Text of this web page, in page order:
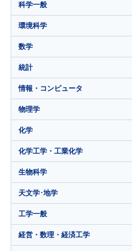
科学一般
環境科学
数学
統計
情報・コンピュータ
物理学
化学
化学工学・工業化学
生物科学
天文学･地学
工学一般
経営・数理・経済工学